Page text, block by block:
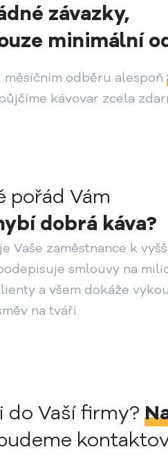
závazky,
minimální
měsíčním odběru alespoň
kávovar zcela
pořád Vám
dobrá káva?
Vaše zaměstnance k
smlouvy na
a všem dokáže
na tváři.
do Vaší firmy?